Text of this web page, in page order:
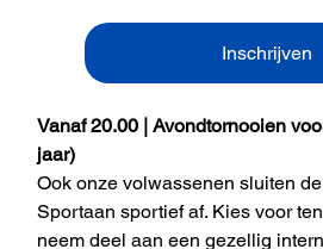
Inschrijven
Vanaf 20.00 | Avondtornooien
jaar)
Ook onze volwassenen sluiten
Sportaan sportief af. Kies voor
neem deel aan een gezellig